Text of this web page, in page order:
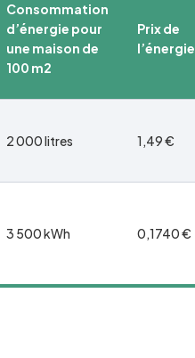
Consommation
d’énergie pour
une maison de
100 m2
Prix de
l’énergie
2 000 litres 1,49 €
3 500 kWh 0,1740 €